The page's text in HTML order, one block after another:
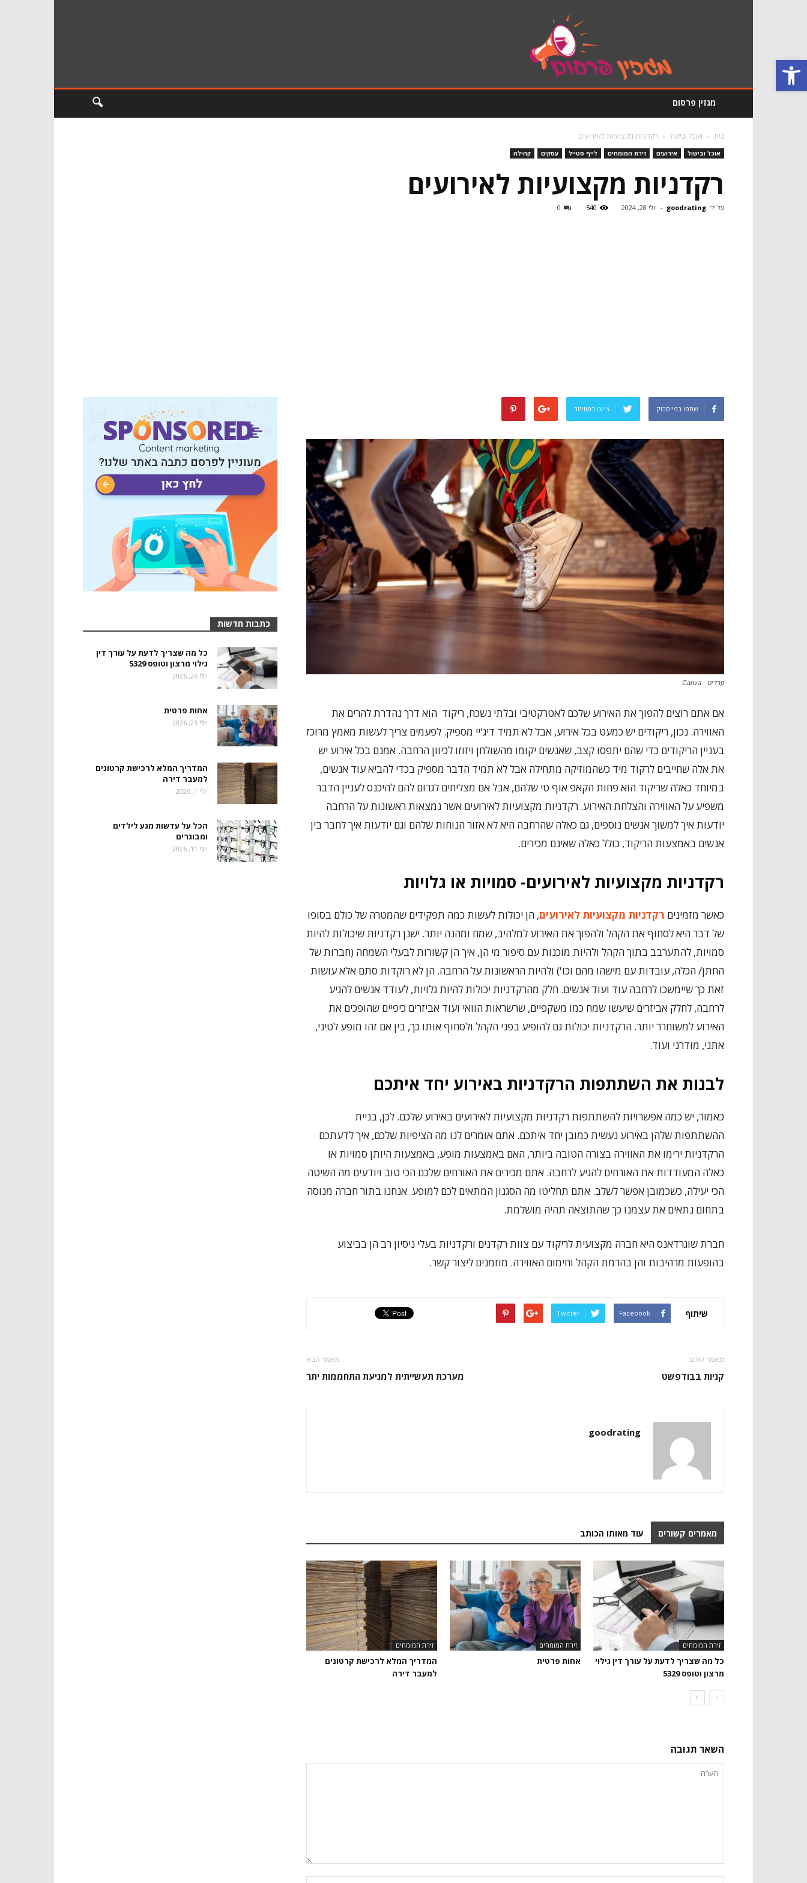
פתח סרגל נגישות
מגזין פרסום
בית אוכל ובישול רקדניות מקצועיות לאירועים
אוכל ובישול אירועים זירת המומחים לייף סטייל עסקים קהילה
רקדניות מקצועיות לאירועים
על ידי goodrating
- יולי 28, 2024 540
0
שתפו בפייסבוק צייצו בטוויטר
קרדיט - Canva
אם אתם רוצים להפוך את האירוע שלכם לאטרקטיבי ובלתי נשכח, ריקוד הוא דרך נהדרת להרים את
האווירה. נכון, ריקודים יש כמעט בכל אירוע, אבל לא תמיד דיג'יי מספיק. לפעמים צריך לעשות מאמץ מרוכז
בעניין הריקודים כדי שהם יתפסו קצב, שאנשים יקומו מהשולחן ויזוזו לכיוון הרחבה. אמנם בכל אירוע יש
את אלה שחייבים לרקוד מיד כשהמוזיקה מתחילה אבל לא תמיד הדבר מספיק בכדי להביא עוד אנשים,
במיוחד כאלה שריקוד הוא פחות הקאפ אוף טי שלהם, אבל אם מצליחים לגרום להם להיכנס לעניין הדבר
משפיע על האווירה והצלחת האירוע. רקדניות מקצועיות לאירועים אשר נמצאות ראשונות על הרחבה
יודעות איך למשוך אנשים נוספים, גם כאלה שהרחבה היא לא אזור הנוחות שלהם וגם יודעות איך לחבר בין
אנשים באמצעות הריקוד, כולל כאלה שאינם מכירים.
רקדניות מקצועיות לאירועים- סמויות או גלויות
כאשר מזמינים רקדניות מקצועיות לאירועים, הן יכולות לעשות כמה תפקידים שהמטרה של כולם בסופו
של דבר היא לסחוף את הקהל ולהפוך את האירוע למלהיב, שמח ומהנה יותר. ישנן רקדניות שיכולות להיות
סמויות, להתערבב בתוך הקהל ולהיות מוכנות עם סיפור מי הן, איך הן קשורות לבעלי השמחה (חברות של
החתן/ הכלה, עובדות עם מישהו מהם וכו') ולהיות הראשונות על הרחבה. הן לא רוקדות סתם אלא עושות
זאת כך שיימשכו לרחבה עוד ועוד אנשים. חלק מהרקדניות יכולות להיות גלויות, לעודד אנשים להגיע
לרחבה, לחלק אביזרים שיעשו שמח כמו משקפיים, שרשראות הוואי ועוד אביזרים כיפיים שהופכים את
האירוע למשוחרר יותר. הרקדניות יכולות גם להופיע בפני הקהל ולסחוף אותו כך, בין אם זהו מופע לטיני,
אתני, מודרני ועוד.
לבנות את השתתפות הרקדניות באירוע יחד איתכם
כאמור, יש כמה אפשרויות להשתתפות רקדניות מקצועיות לאירועים באירוע שלכם. לכן, בניית
ההשתתפות שלהן באירוע נעשית כמובן יחד איתכם. אתם אומרים לנו מה הציפיות שלכם, איך לדעתכם
הרקדניות ירימו את האווירה בצורה הטובה ביותר, האם באמצעות מופע, באמצעות היותן סמויות או
כאלה המעודדות את האורחים להגיע לרחבה. אתם מכירים את האורחים שלכם הכי טוב ויודעים מה השיטה
הכי יעילה, כשכמובן אפשר לשלב. אתם תחליטו מה הסגנון המתאים לכם למופע. אנחנו בתור חברה מנוסה
בתחום נתאים את עצמנו כך שהתוצאה תהיה מושלמת.
חברת שוגרדאנס היא חברה מקצועית לריקוד עם צוות רקדנים ורקדניות בעלי ניסיון רב הן בביצוע
בהופעות מרהיבות והן בהרמת הקהל וחימום האווירה. מוזמנים ליצור קשר.
שיתוף Facebook
Twitter
מאמר קודם
קניות בבודפשט
מאמר הבא
מערכת תעשייתית למניעת התחממות יתר
goodrating
מאמרים קשורים עוד מאותו הכותב
זירת המומחים
כל מה שצריך לדעת על עורך דין גילוי
מרצון וטופס 5329
זירת המומחים
אחות פרטית
זירת המומחים
המדריך המלא לרכישת קרטונים
למעבר דירה
השאר תגובה
כתבות חדשות
כל מה שצריך לדעת על עורך דין
גילוי מרצון וטופס 5329
יולי 26, 2026
אחות פרטית
יולי 23, 2026
המדריך המלא לרכישת קרטונים
למעבר דירה
יולי 1, 2026
הכל על עדשות מגע לילדים
ומבוגרים
יוני 11, 2026